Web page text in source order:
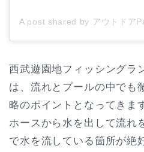
西武遊園地フィッシングラ
は、流れとプールの中でも
略のポイントとなってきま
ホースから水を出して流れ
で水を流している箇所が絶